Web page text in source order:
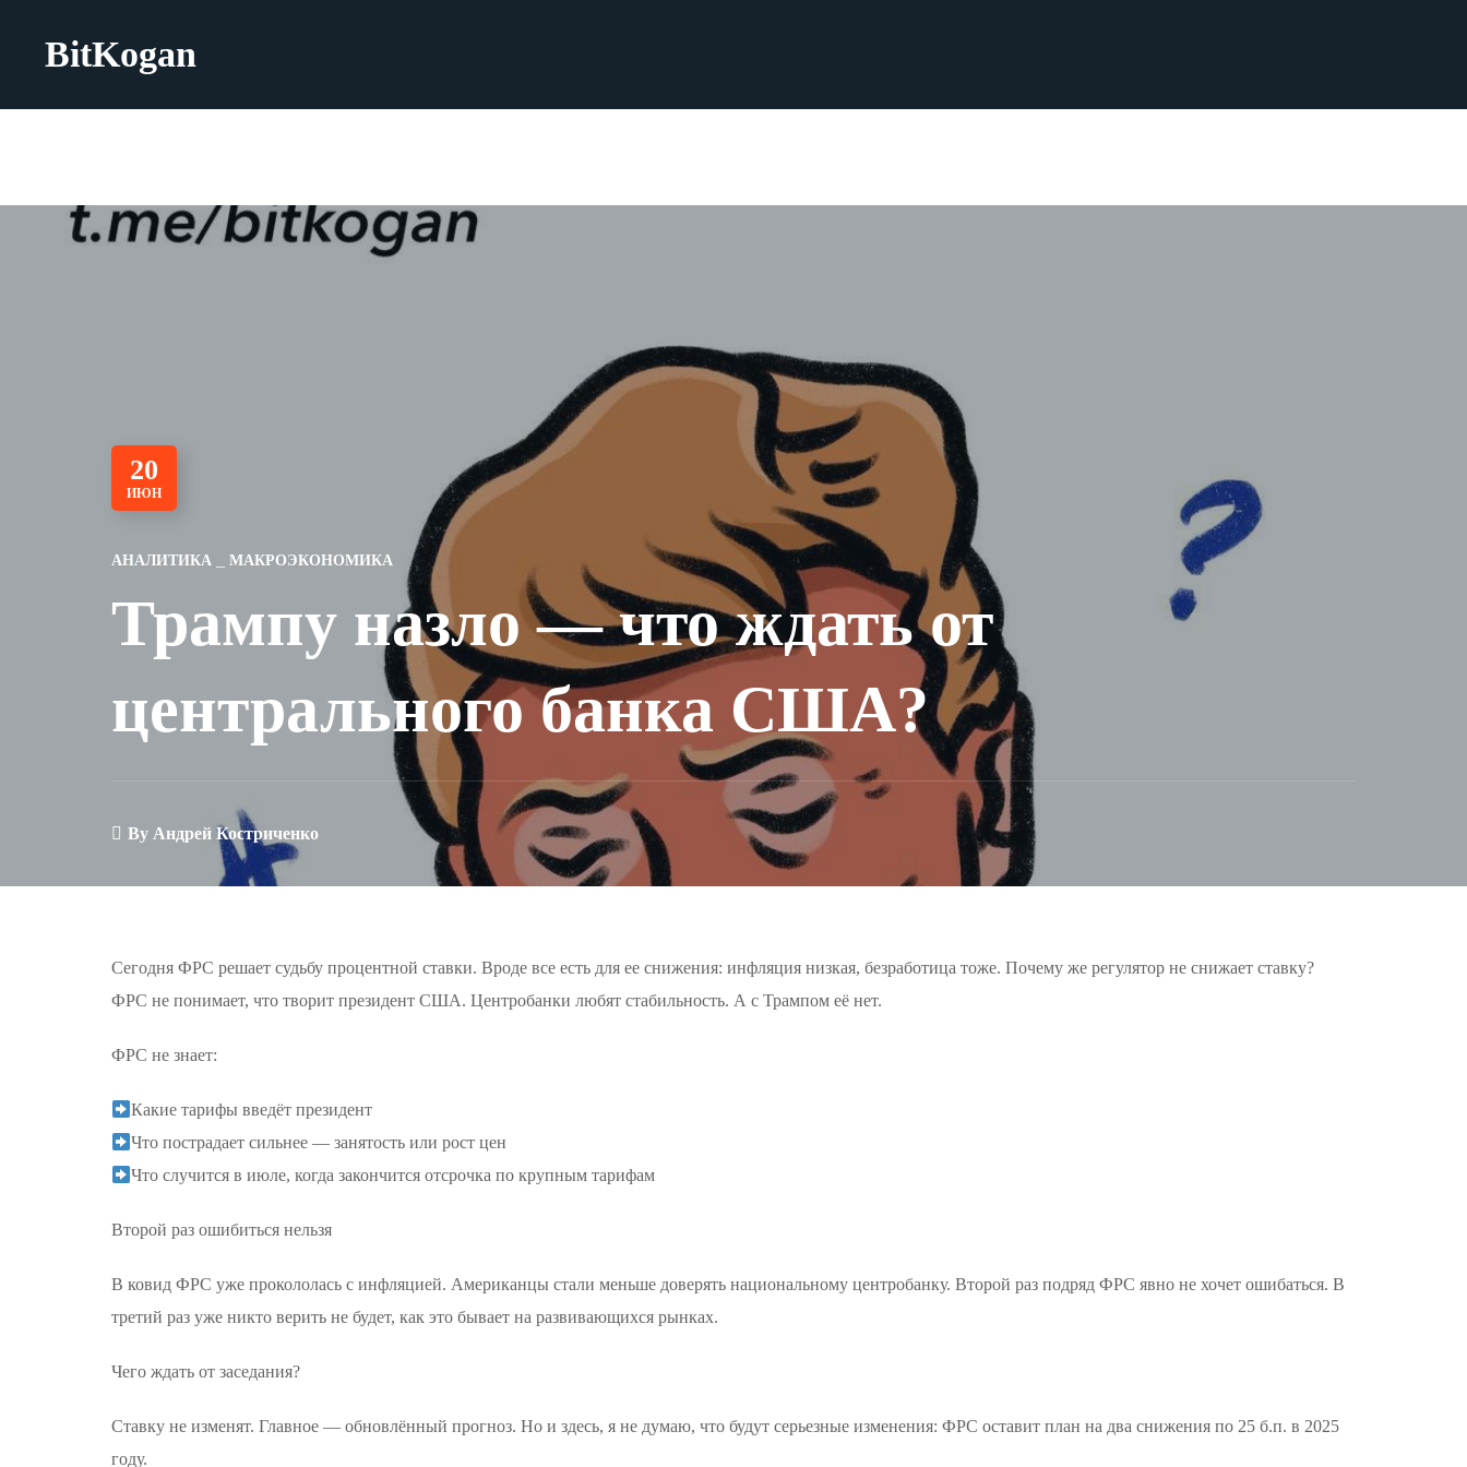
BitKogan
20
ИЮН
АНАЛИТИКА МАКРОЭКОНОМИКА
Трампу назло — что ждать от
центрального банка США?
By Андрей Костриченко
Сегодня ФРС решает судьбу процентной ставки. Вроде все есть для ее снижения: инфляция низкая, безработица тоже. Почему же регулятор не снижает ставку?
ФРС не понимает, что творит президент США. Центробанки любят стабильность. А с Трампом её нет.
ФРС не знает:
Какие тарифы введёт президент
Что пострадает сильнее — занятость или рост цен
Что случится в июле, когда закончится отсрочка по крупным тарифам
Второй раз ошибиться нельзя
В ковид ФРС уже прокололась с инфляцией. Американцы стали меньше доверять национальному центробанку. Второй раз подряд ФРС явно не хочет ошибаться. В
третий раз уже никто верить не будет, как это бывает на развивающихся рынках.
Чего ждать от заседания?
Ставку не изменят. Главное — обновлённый прогноз. Но и здесь, я не думаю, что будут серьезные изменения: ФРС оставит план на два снижения по 25 б.п. в 2025
году.